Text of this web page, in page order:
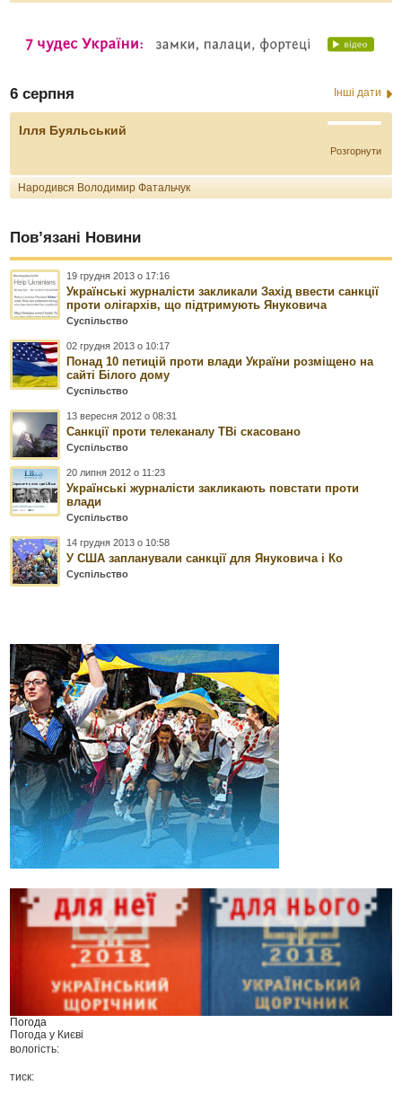
6 серпня Інші дати
Ілля Буяльський
Розгорнути
Народився Володимир Фатальчук
Пов’язані Новини
19 грудня 2013 о 17:16
Українські журналісти закликали Захід ввести санкції
проти олігархів, що підтримують Януковича
Суспільство
02 грудня 2013 о 10:17
Понад 10 петицій проти влади України розміщено на
сайті Білого дому
Суспільство
13 вересня 2012 о 08:31
Санкції проти телеканалу ТВі скасовано
Суспільство
20 липня 2012 о 11:23
Українські журналісти закликають повстати проти
влади
Суспільство
14 грудня 2013 о 10:58
У США запланували санкції для Януковича і Ко
Суспільство
Погода
Погода у Києві
вологість:
тиск: